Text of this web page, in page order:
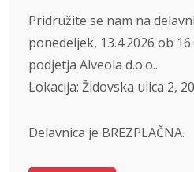
Pridružite se nam na
ponedeljek, 13.4.2026 ob
podjetja Alveola d.o.o..
Lokacija: Židovska ulica 2,
Delavnica je BREZPLAČNA.